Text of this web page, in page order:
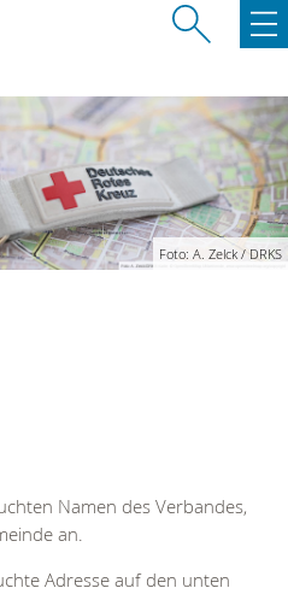
Foto: A. Zelck / DRKS
Namen des Verbandes,
an.
Adresse auf den unten